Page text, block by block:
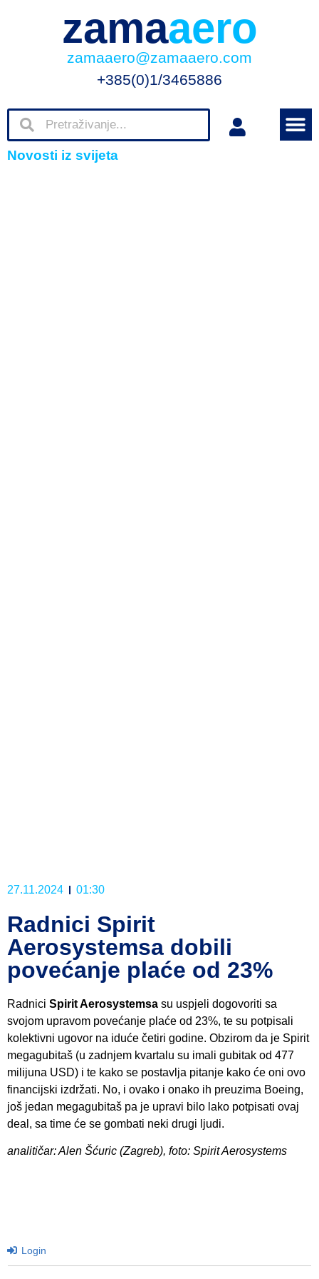
zamaaero
zamaaero@zamaaero.com
+385(0)1/3465886
Novosti iz svijeta
27.11.2024 01:30
Radnici Spirit
Aerosystemsa dobili
povećanje plaće od 23%
Radnici Spirit Aerosystemsa su uspjeli dogovoriti sa
svojom upravom povećanje plaće od 23%, te su potpisali
kolektivni ugovor na iduće četiri godine. Obzirom da je Spirit
megagubitaš (u zadnjem kvartalu su imali gubitak od 477
milijuna USD) i te kako se postavlja pitanje kako će oni ovo
financijski izdržati. No, i ovako i onako ih preuzima Boeing,
još jedan megagubitaš pa je upravi bilo lako potpisati ovaj
deal, sa time će se gombati neki drugi ljudi.
analitičar: Alen Šćuric (Zagreb), foto: Spirit Aerosystems
Login